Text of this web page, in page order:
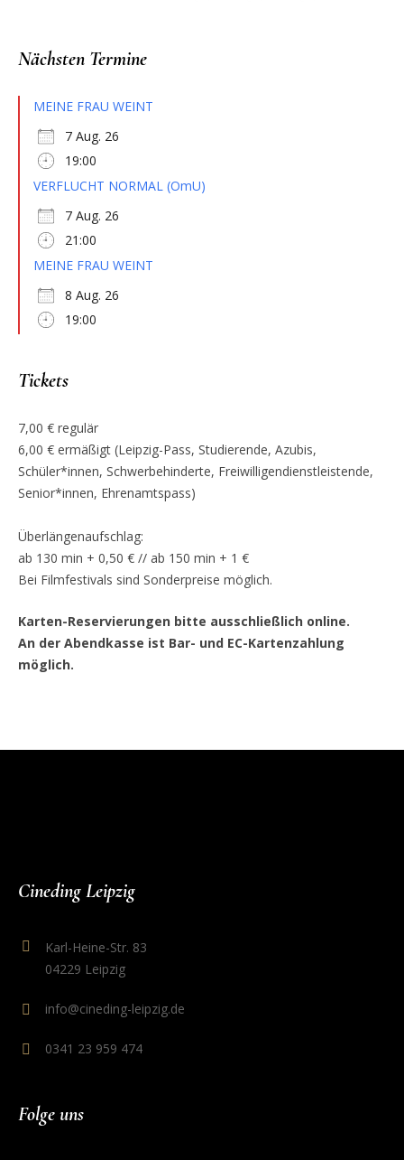
Nächsten Termine
MEINE FRAU WEINT
7 Aug. 26
19:00
VERFLUCHT NORMAL (OmU)
7 Aug. 26
21:00
MEINE FRAU WEINT
8 Aug. 26
19:00
Tickets
7,00 € regulär
6,00 € ermäßigt (Leipzig-Pass, Studierende, Azubis,
Schüler*innen, Schwerbehinderte, Freiwilligendienstleistende,
Senior*innen, Ehrenamtspass)
Überlängenaufschlag:
ab 130 min + 0,50 € // ab 150 min + 1 €
Bei Filmfestivals sind Sonderpreise möglich.
Karten-Reservierungen bitte ausschließlich online.
An der Abendkasse ist Bar- und EC-Kartenzahlung
möglich.
Cineding Leipzig
Karl-Heine-Str. 83
04229 Leipzig
info@cineding-leipzig.de
0341 23 959 474
Folge uns